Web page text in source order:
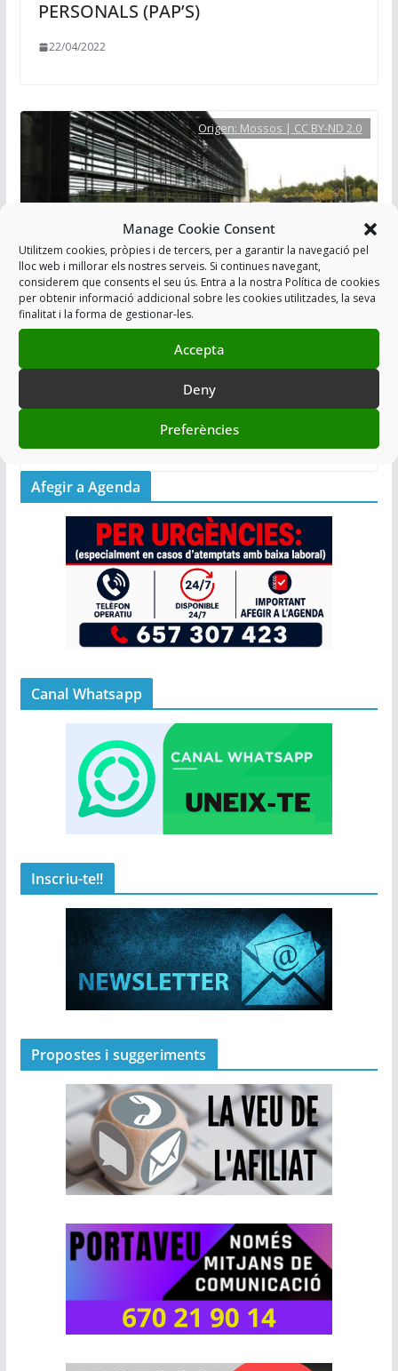
Manage Cookie Consent
Utilitzem cookies, pròpies i de tercers, per a garantir la navegació pel
lloc web i millorar els nostres serveis. Si continues navegant,
considerem que consents el seu ús. Entra a la nostra Política de cookies
per obtenir informació addicional sobre les cookies utilitzades, la seva
finalitat i la forma de gestionar-les.
Accepta
Deny
Preferències
PERSONALS (PAP’S)
22/04/2022
Origen: Mossos | CC BY-ND 2.0
SOL·LICITEM AL DIRECTOR GENERAL
DE LA POLICIA REUNIONS
PERIÒDIQUES AMB LES COMISSARIES
Afegir a Agenda
Canal Whatsapp
Inscriu-te!!
Propostes i suggeriments